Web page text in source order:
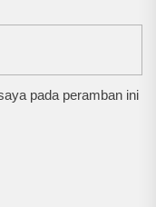
pada peramban ini